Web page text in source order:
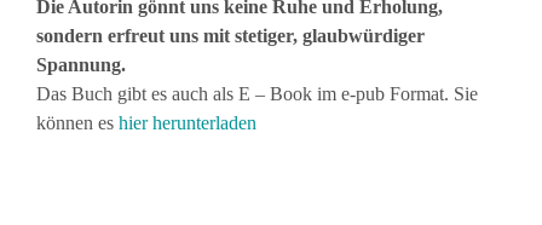
Die Autorin gönnt uns keine Ruhe und Erholung,
sondern erfreut uns mit stetiger, glaubwürdiger
Spannung.
Das Buch gibt es auch als E – Book im e-pub Format. Sie
können es hier herunterladen